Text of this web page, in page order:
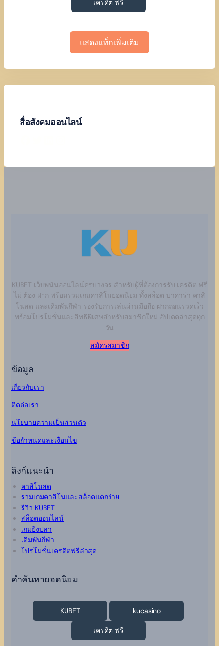
เครดิต ฟรี
แสดงแท็กเพิ่มเติม
สื่อสังคมออนไลน์
KUBET เว็บพนันออนไลน์ครบวงจร สำหรับผู้ที่ต้องการรับ เครดิต ฟรี
ไม่ ต้อง ฝาก พร้อมรวมเกมคาสิโนยอดนิยม ทั้งสล็อต บาคาร่า คาสิ
โนสด และเดิมพันกีฬา รองรับการเล่นผ่านมือถือ ฝากถอนรวดเร็ว
พร้อมโปรโมชั่นและสิทธิพิเศษสำหรับสมาชิกใหม่ อัปเดตล่าสุดทุก
วัน
สมัครสมาชิก
ข้อมูล
เกี่ยวกับเรา
ติดต่อเรา
นโยบายความเป็นส่วนตัว
ข้อกำหนดและเงื่อนไข
ลิงก์แนะนำ
คาสิโนสด
รวมเกมคาสิโนและสล็อตแตกง่าย
รีวิว KUBET
สล็อตออนไลน์
เกมยิงปลา
เดิมพันกีฬา
โปรโมชั่นเครดิตฟรีล่าสุด
คำค้นหายอดนิยม
KUBET kucasino
เครดิต ฟรี